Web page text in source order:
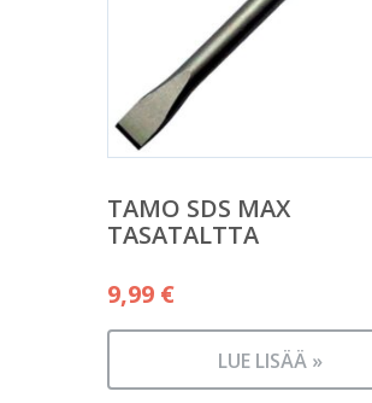
TAMO SDS MAX
TASATALTTA
9,99 €
LUE LISÄÄ »